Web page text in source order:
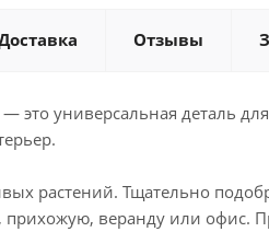
Отзывы
это универсальная деталь
растений. Тщательно
веранду или офис.